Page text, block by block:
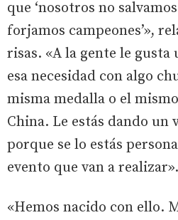
que ‘nosotros no
forjamos campeones’»,
risas. «A la gente le
esa necesidad con algo
misma medalla o el
China. Le estás dando un
porque se lo estás
evento que van a realizar».
«Hemos nacido con ello.